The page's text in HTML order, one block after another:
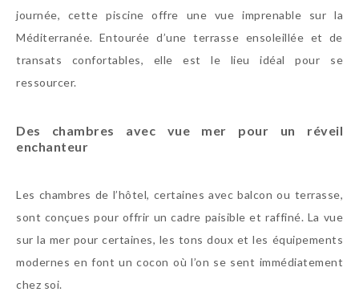
journée, cette piscine offre une vue imprenable sur la
Méditerranée. Entourée d’une terrasse ensoleillée et de
transats confortables, elle est le lieu idéal pour se
ressourcer.
Des chambres avec vue mer pour un réveil
enchanteur
Les chambres de l’hôtel, certaines avec balcon ou terrasse,
sont conçues pour offrir un cadre paisible et raffiné. La vue
sur la mer pour certaines, les tons doux et les équipements
modernes en font un cocon où l’on se sent immédiatement
chez soi.